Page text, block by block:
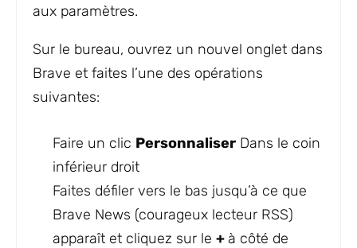
aux paramètres.
Sur le bureau, ouvrez un nouvel onglet dans
Brave et faites l’une des opérations
suivantes:
Faire un clic Personnaliser Dans le coin
inférieur droit
Faites défiler vers le bas jusqu’à ce que
Brave News (courageux lecteur RSS)
apparaît et cliquez sur le +à côté de